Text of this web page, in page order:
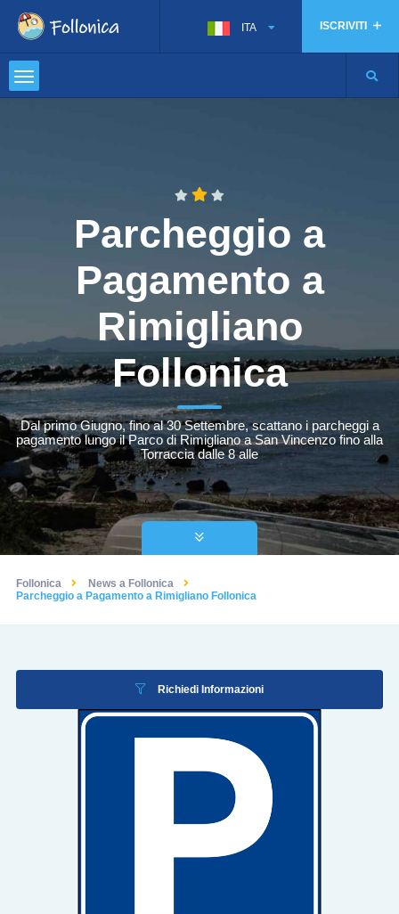
ISCRIVITI
ITA
Parcheggio a
Pagamento a
Rimigliano
Follonica
Dal primo Giugno, fino al 30 Settembre, scattano i parcheggi a
pagamento lungo il Parco di Rimigliano a San Vincenzo fino alla
Torraccia dalle 8 alle
Follonica
News a Follonica
Parcheggio a Pagamento a Rimigliano Follonica
Richiedi Informazioni